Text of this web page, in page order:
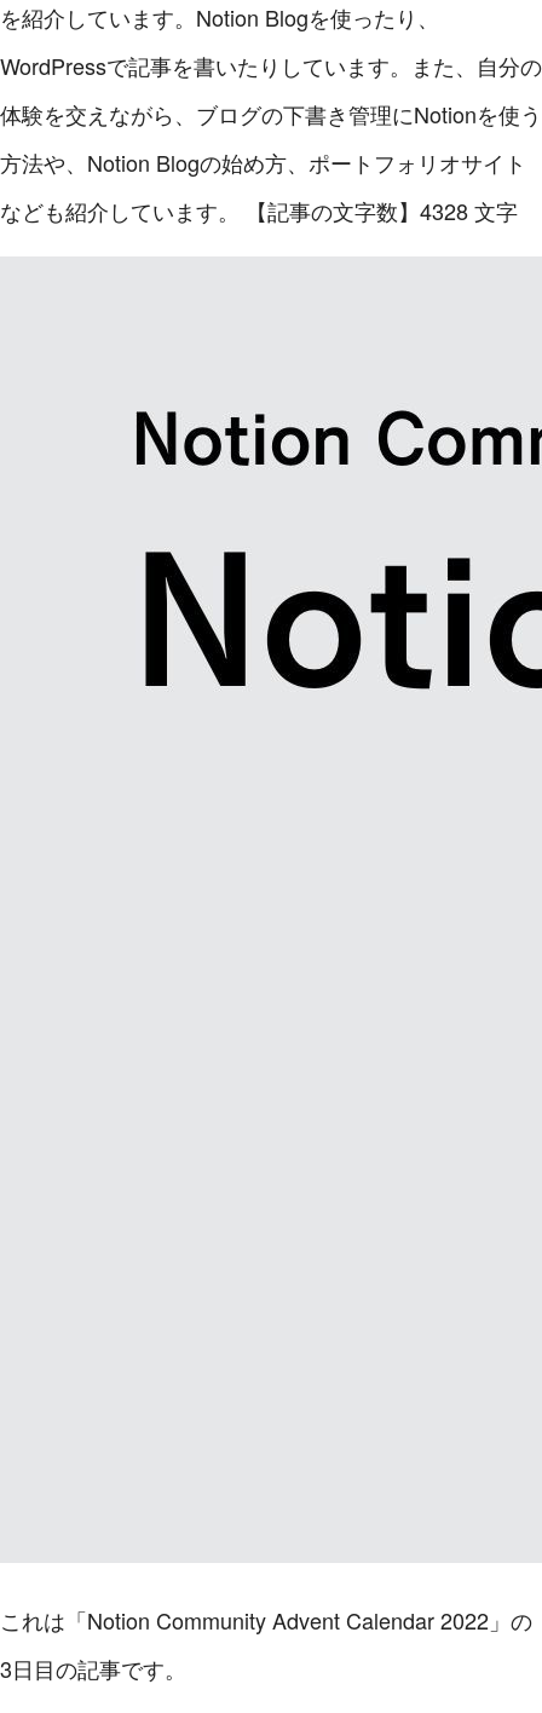
を紹介しています。Notion Blogを使ったり、
WordPressで記事を書いたりしています。また、自分の
体験を交えながら、ブログの下書き管理にNotionを使う
方法や、Notion Blogの始め方、ポートフォリオサイト
なども紹介しています。
【記事の文字数】4328 文字
これは「Notion Community Advent Calendar 2022」の
3日目の記事です。